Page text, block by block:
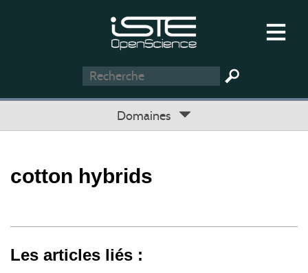
Domaines
cotton hybrids
Les articles liés :